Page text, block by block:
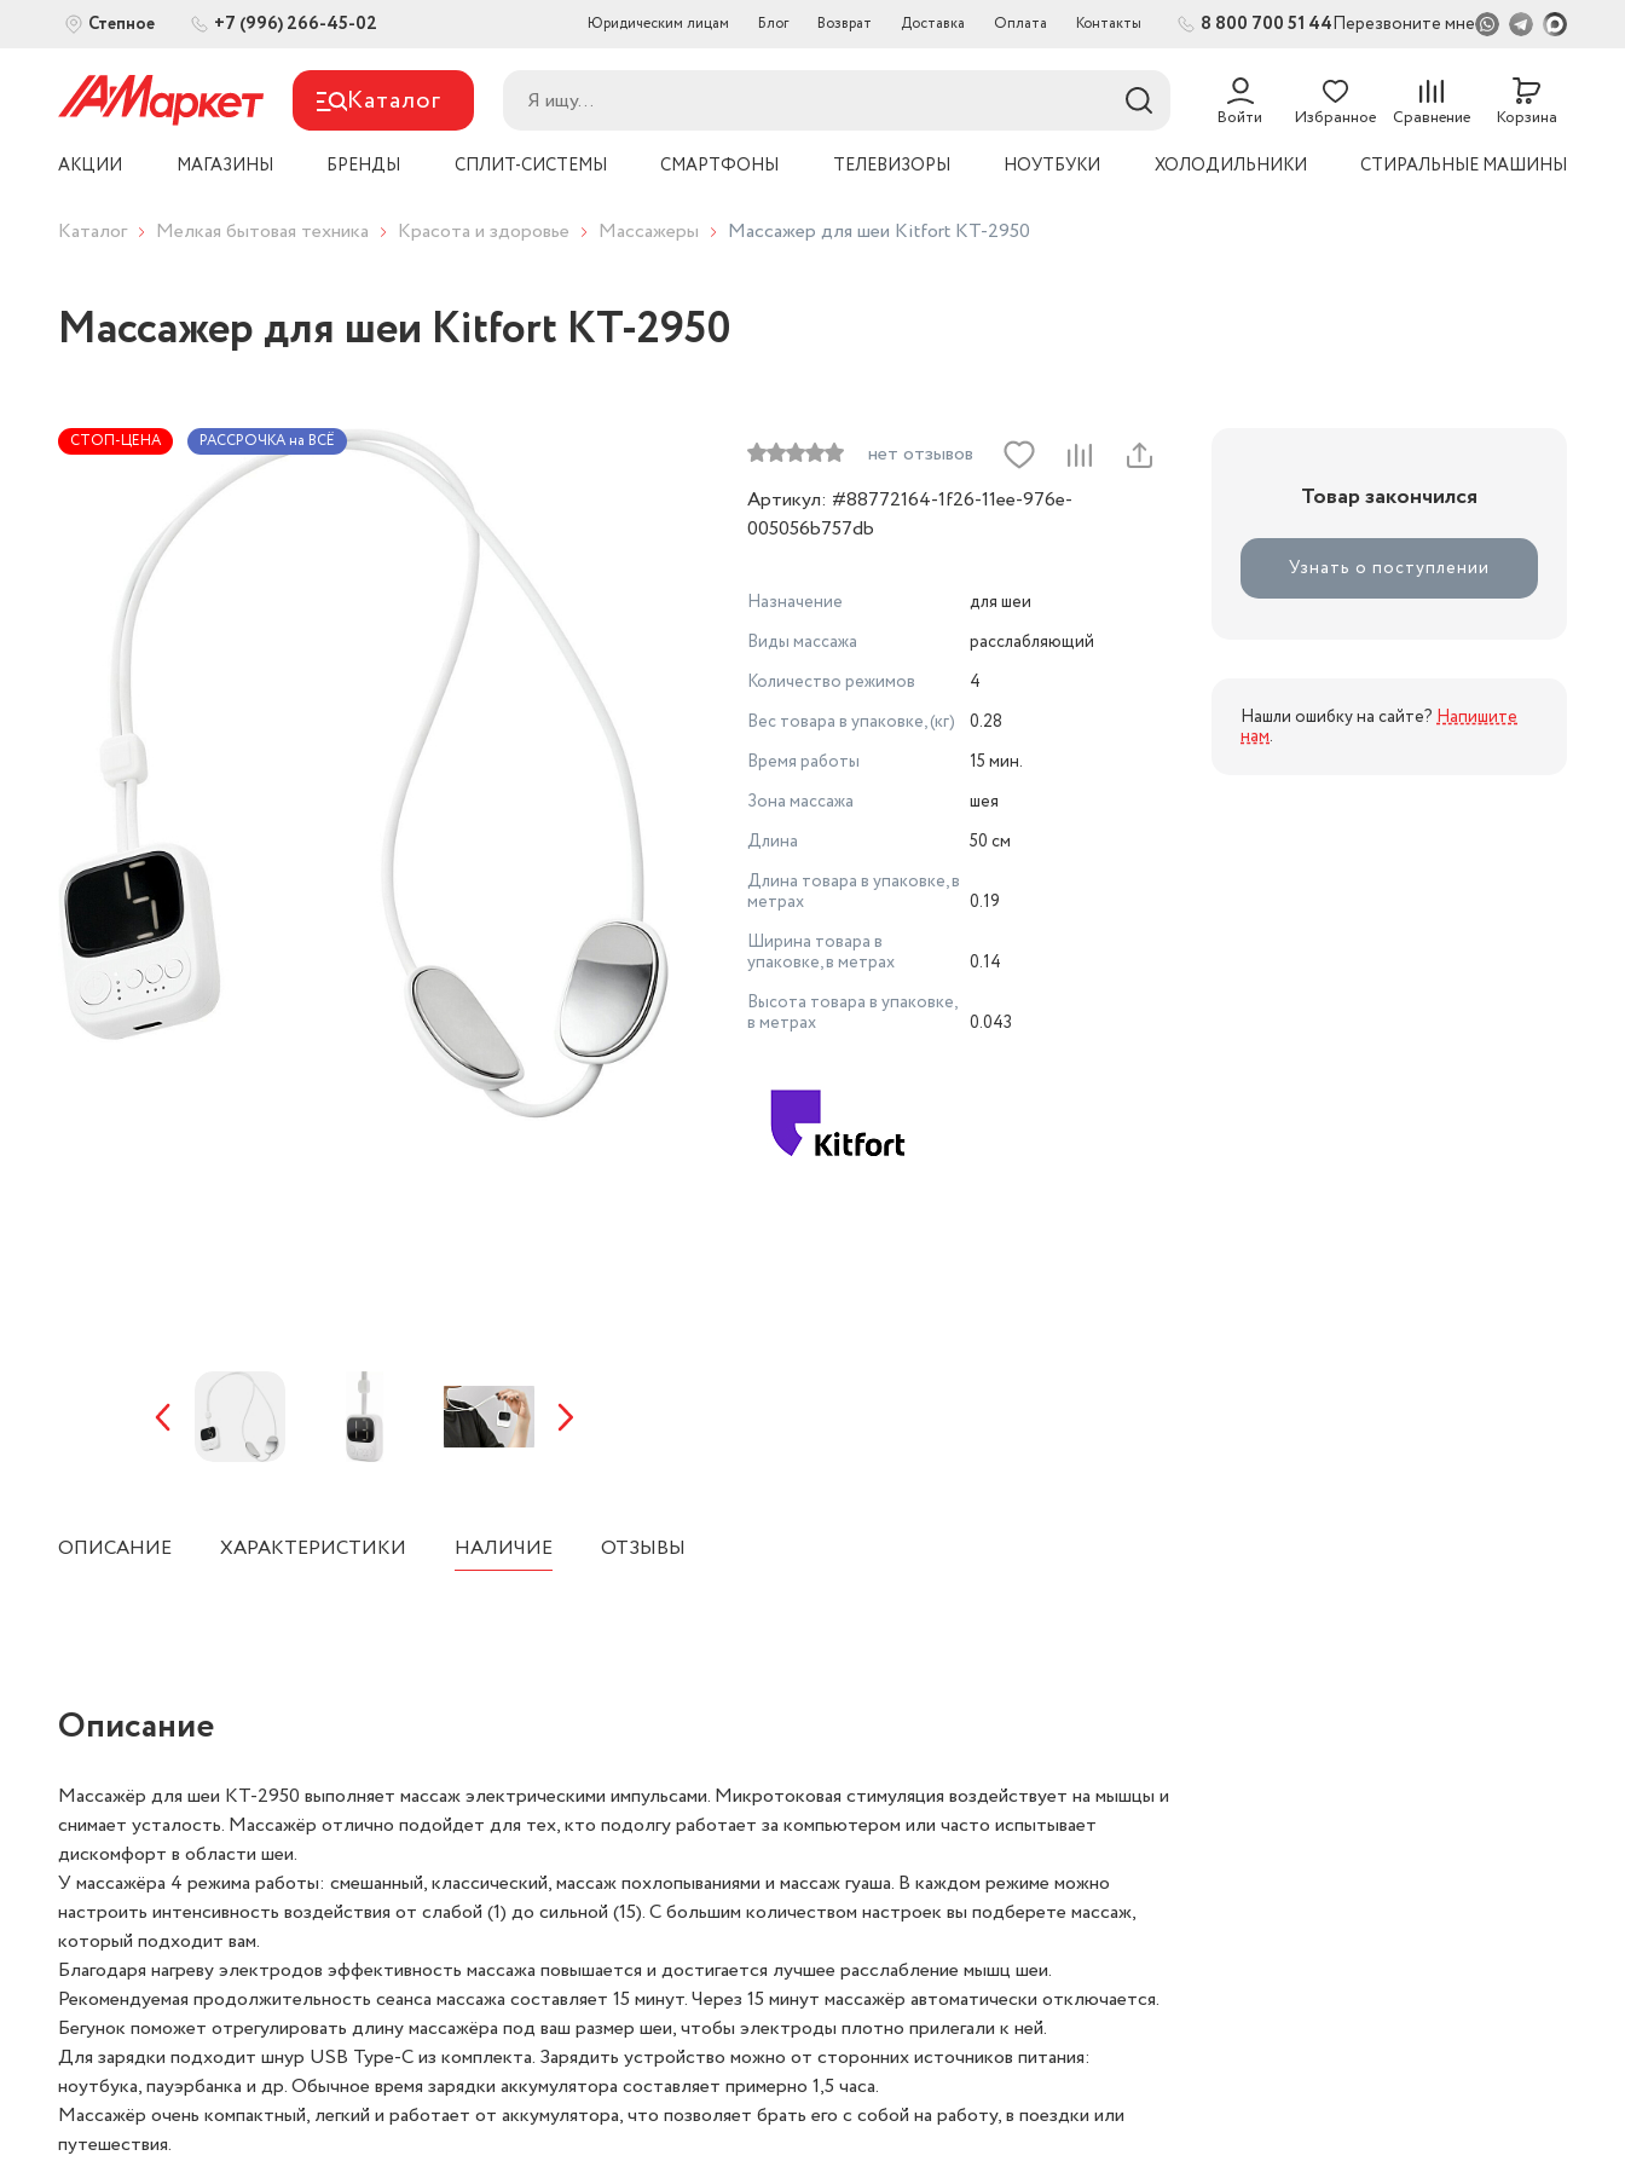
Степное +7 (996) 266-45-02 Юридическим лицам Блог Возврат Доставка Оплата Контакты 8 800 700 51 44Перезвоните мне
Каталог Войти Избранное Сравнение
54
Корзина
АКЦИИ МАГАЗИНЫ БРЕНДЫ СПЛИТ-СИСТЕМЫ СМАРТФОНЫ ТЕЛЕВИЗОРЫ НОУТБУКИ ХОЛОДИЛЬНИКИ СТИРАЛЬНЫЕ МАШИНЫ
Каталог Мелкая бытовая техника Красота и здоровье Массажеры Массажер для шеи Kitfort КТ-2950
Массажер для шеи Kitfort КТ-2950
СТОП-ЦЕНА РАССРОЧКА на ВСЁ
нет отзывов
Артикул: #88772164-1f26-11ee-976e-
005056b757db
Назначение
для шеи
Виды массажа
расслабляющий
Количество режимов
4
Вес товара в упаковке, (кг)
0.28
Время работы
15 мин.
Зона массажа
шея
Длина
50 см
Длина товара в упаковке, в
метрах
0.19
Ширина товара в
упаковке, в метрах
0.14
Высота товара в упаковке,
в метрах
0.043
Товар закончился
Узнать о поступлении
Нашли ошибку на сайте? Напишите
нам.
ОПИСАНИЕ ХАРАКТЕРИСТИКИ НАЛИЧИЕ ОТЗЫВЫ
Описание
Массажёр для шеи КТ-2950 выполняет массаж электрическими импульсами. Микротоковая стимуляция воздействует на мышцы и
снимает усталость. Массажёр отлично подойдет для тех, кто подолгу работает за компьютером или часто испытывает
дискомфорт в области шеи.
У массажёра 4 режима работы: смешанный, классический, массаж похлопываниями и массаж гуаша. В каждом режиме можно
настроить интенсивность воздействия от слабой (1) до сильной (15). С большим количеством настроек вы подберете массаж,
который подходит вам.
Благодаря нагреву электродов эффективность массажа повышается и достигается лучшее расслабление мышц шеи.
Рекомендуемая продолжительность сеанса массажа составляет 15 минут. Через 15 минут массажёр автоматически отключается.
Бегунок поможет отрегулировать длину массажёра под ваш размер шеи, чтобы электроды плотно прилегали к ней.
Для зарядки подходит шнур USB Type-C из комплекта. Зарядить устройство можно от сторонних источников питания:
ноутбука, пауэрбанка и др. Обычное время зарядки аккумулятора составляет примерно 1,5 часа.
Массажёр очень компактный, легкий и работает от аккумулятора, что позволяет брать его с собой на работу, в поездки или
путешествия.